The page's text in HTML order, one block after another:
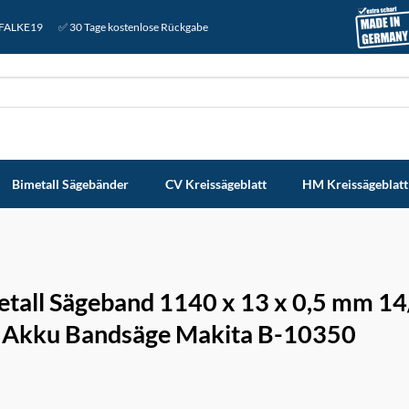
✅ 30 Tage kostenlose Rückgabe
Bimetall Sägebänder CV Kreissägeblatt HM Kreissägeblatt
Sägeband 1140 x 13 x 0,5 mm
Bandsäge Makita B-10350